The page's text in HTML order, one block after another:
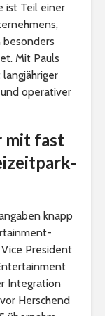
ist Teil einer
besonders
Mit Pauls
operativer
mit fast
knapp
President
Integration
Herschend